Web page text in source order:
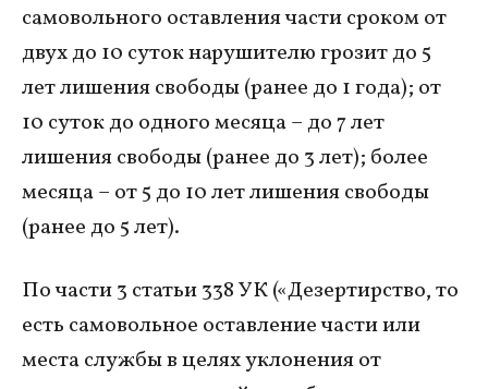
самовольного оставления части сроком от
двух до 10 суток нарушителю грозит до 5
лет лишения свободы (ранее до 1 года); от
10 суток до одного месяца – до 7 лет
лишения свободы (ранее до 3 лет); более
месяца – от 5 до 10 лет лишения свободы
(ранее до 5 лет).
По части 3 статьи 338 УК («Дезертирство, то
есть самовольное оставление части или
места службы в целях уклонения от